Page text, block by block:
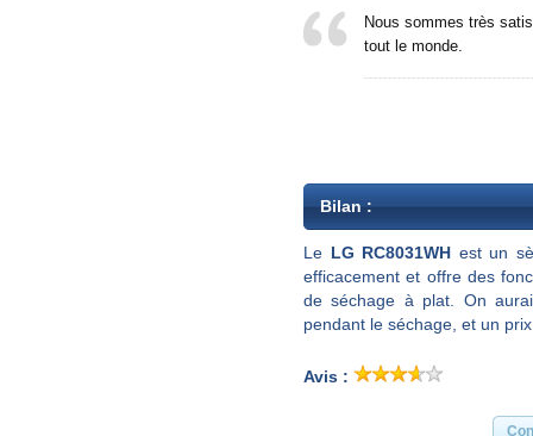
Nous sommes très
tout le monde.
Bilan :
Le LG RC8031WH est un
efficacement et offre des
de séchage à plat. On
pendant le séchage, et un
Avis :